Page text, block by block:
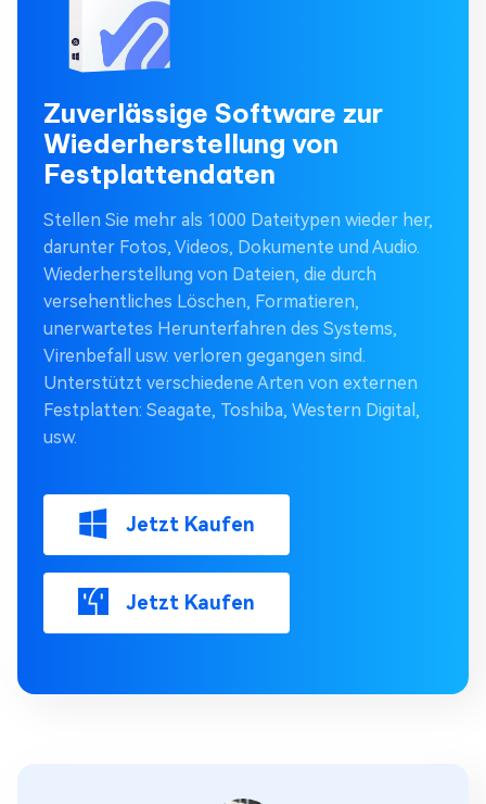
Zuverlässige Software zur
Wiederherstellung von
Festplattendaten
Stellen Sie mehr als 1000 Dateitypen wieder her,
darunter Fotos, Videos, Dokumente und Audio.
Wiederherstellung von Dateien, die durch
versehentliches Löschen, Formatieren,
unerwartetes Herunterfahren des Systems,
Virenbefall usw. verloren gegangen sind.
Unterstützt verschiedene Arten von externen
Festplatten: Seagate, Toshiba, Western Digital,
usw.
Jetzt Kaufen
Jetzt Kaufen